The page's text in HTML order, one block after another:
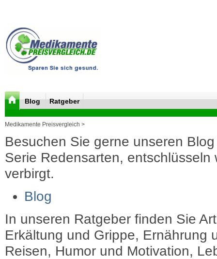
Blog Ratgeber
Medikamente Preisvergleich >
Besuchen Sie gerne unseren
Serie Redensarten, entschlüsseln
verbirgt.
Blog
In unseren Ratgeber finden Sie
Erkältung und Grippe, Ernährung
Reisen, Humor und Motivation,